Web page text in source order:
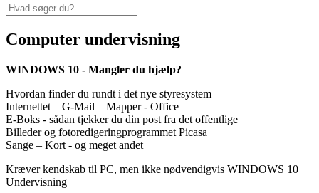
Computer undervisning
WINDOWS 10 - Mangler du hjælp?
Hvordan finder du rundt i det nye styresystem
Internettet – G-Mail – Mapper - Office
E-Boks - sådan tjekker du din post fra det offentlige
Billeder og fotoredigeringprogrammet Picasa
Sange – Kort - og meget andet
Kræver kendskab til PC, men ikke nødvendigvis WINDOWS 10
Undervisning